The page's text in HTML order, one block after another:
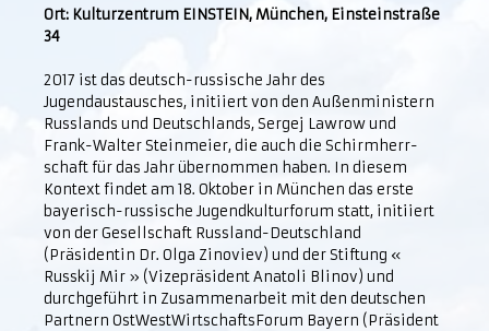
Ort: Kulturzentrum EINSTEIN, München, Einsteinstraße
34
2017 ist das deutsch-russische Jahr des
Jugendaustausches, initiiert von den Außenministern
Russlands und Deutschlands, Sergej Lawrow und
Frank-Walter Steinmeier, die auch die Schirmherr-
schaft für das Jahr übernommen haben. In diesem
Kontext findet am 18. Oktober in München das erste
bayerisch-russische Jugendkulturforum statt, initiiert
von der Gesellschaft Russland-Deutschland
(Präsidentin Dr. Olga Zinoviev) und der Stiftung «
Russkij Mir » (Vizepräsident Anatoli Blinov) und
durchgeführt in Zusammenarbeit mit den deutschen
Partnern OstWestWirtschaftsForum Bayern (Präsident